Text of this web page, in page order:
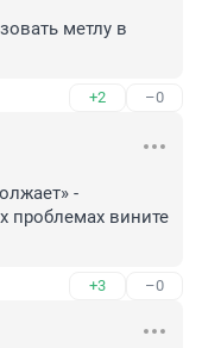
метлу в
+2 –0
-
проблемах вините
+3 –0